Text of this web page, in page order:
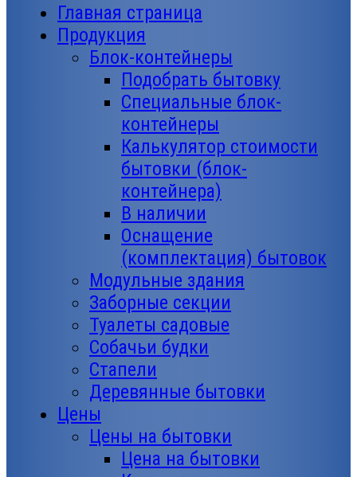
Главная страница
Продукция
Блок-контейнеры
Подобрать бытовку
Специальные блок-
контейнеры
Калькулятор стоимости
бытовки (блок-
контейнера)
В наличии
Оснащение
(комплектация) бытовок
Модульные здания
Заборные секции
Туалеты садовые
Собачьи будки
Стапели
Деревянные бытовки
Цены
Цены на бытовки
Цена на бытовки